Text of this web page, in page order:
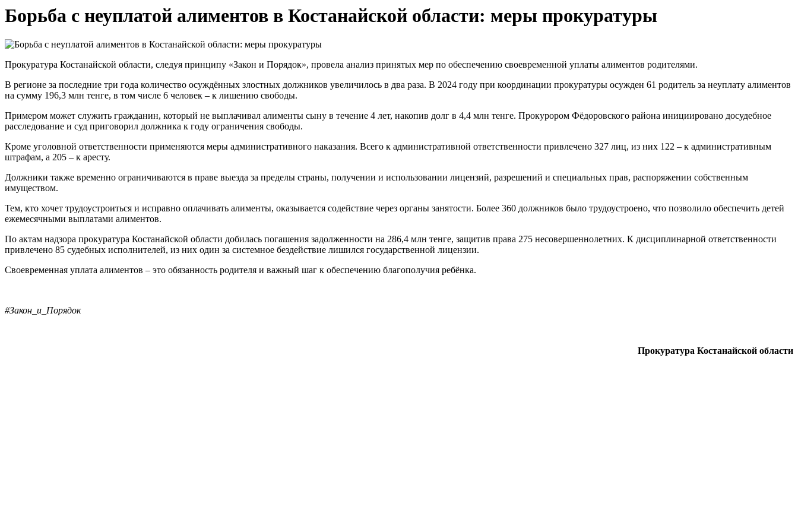
Борьба с неуплатой алиментов в Костанайской области: меры прокуратуры
Прокуратура Костанайской области, следуя принципу «Закон и Порядок», провела анализ принятых мер по обеспечению своевременной уплаты алиментов родителями.
В регионе за последние три года количество осуждённых злостных должников увеличилось в два раза. В 2024 году при координации прокуратуры осужден 61 родитель за неуплату алиментов
на сумму 196,3 млн тенге, в том числе 6 человек – к лишению свободы.
Примером может служить гражданин, который не выплачивал алименты сыну в течение 4 лет, накопив долг в 4,4 млн тенге. Прокурором Фёдоровского района инициировано досудебное
расследование и суд приговорил должника к году ограничения свободы.
Кроме уголовной ответственности применяются меры административного наказания. Всего к административной ответственности привлечено 327 лиц, из них 122 – к административным
штрафам, а 205 – к аресту.
Должники также временно ограничиваются в праве выезда за пределы страны, получении и использовании лицензий, разрешений и специальных прав, распоряжении собственным
имуществом.
Тем, кто хочет трудоустроиться и исправно оплачивать алименты, оказывается содействие через органы занятости. Более 360 должников было трудоустроено, что позволило обеспечить детей
ежемесячными выплатами алиментов.
По актам надзора прокуратура Костанайской области добилась погашения задолженности на 286,4 млн тенге, защитив права 275 несовершеннолетних. К дисциплинарной ответственности
привлечено 85 судебных исполнителей, из них один за системное бездействие лишился государственной лицензии.
Своевременная уплата алиментов – это обязанность родителя и важный шаг к обеспечению благополучия ребёнка.
#Закон_и_Порядок
Прокуратура Костанайской области